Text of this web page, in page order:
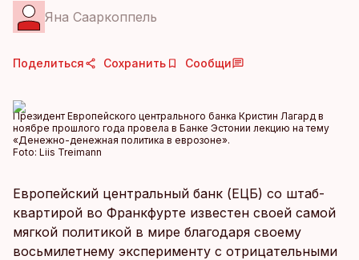
Яна Сааркоппель
Поделиться Сохранить Сообщи
Президент Европейского центрального банка Кристин Лагард в
ноябре прошлого года провела в Банке Эстонии лекцию на тему
«Денежно-денежная политика в еврозоне».
Foto: Liis Treimann
Европейский центральный банк (ЕЦБ) со штаб-
квартирой во Франкфурте известен своей самой
мягкой политикой в мире благодаря своему
восьмилетнему эксперименту с отрицательными